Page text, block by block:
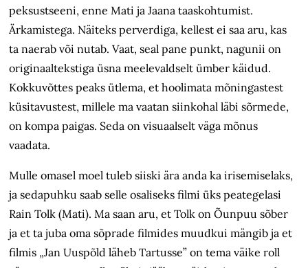
peksustseeni, enne Mati ja Jaana taaskohtumist.
Ärkamistega. Näiteks perverdiga, kellest ei saa aru, kas
ta naerab või nutab. Vaat, seal pane punkt, nagunii on
originaaltekstiga üsna meelevaldselt ümber käidud.
Kokkuvõttes peaks ütlema, et hoolimata mõningastest
küsitavustest, millele ma vaatan siinkohal läbi sõrmede,
on kompa paigas. Seda on visuaalselt väga mõnus
vaadata.
Mulle omasel moel tuleb siiski ära anda ka irisemiselaks,
ja sedapuhku saab selle osaliseks filmi üks peategelasi
Rain Tolk (Mati). Ma saan aru, et Tolk on Õunpuu sõber
ja et ta juba oma sõprade filmides muudkui mängib ja et
filmis „Jan Uuspõld läheb Tartusse” on tema väike roll